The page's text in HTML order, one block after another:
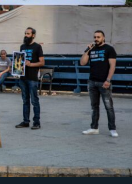
الوطني
لحقوق
الحيوان